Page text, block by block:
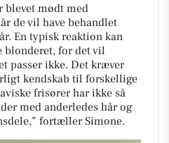
blevet mødt med
de vil have behandlet
En typisk reaktion kan
blonderet, for det vil
passer ikke. Det kræver
kendskab til forskellige
frisører har ikke så
med anderledes hår og
fortæller Simone.